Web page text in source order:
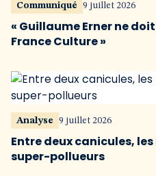
Communiqué 9 juillet 2026
« Guillaume Erner ne
France Culture »
Analyse 9 juillet 2026
Entre deux canicules,
super-pollueurs